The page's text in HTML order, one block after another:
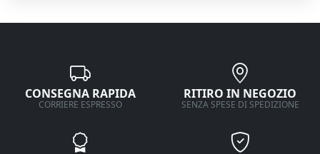
CONSEGNA RAPIDA
CORRIERE ESPRESSO
RITIRO IN NEGOZIO
SENZA SPESE DI SPEDIZIONE